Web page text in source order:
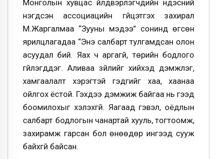
Монголын хувцас үйлдвэрлэгчдийн үндэсний
нэгдсэн ассоциацийн гүйцэтгэх захирал
М.Жаргалмаа “Зууны мэдээ” сонинд өгсөн
ярилцлагадаа “Энэ салбарт тулгамдсан олон
асуудал бий. Яах ч аргагүй, төрийн бодлого
үгүйлэгддэг. Аливаа зүйлийг хийхэд дэмжлэг,
хамгаалалт хэрэгтэй гэдгийг хаа, хаанаа
ойлгох ёстой. Гэхдээ дэмжиж байгаа нь гээд
боомилохыг хэлэхгүй. Яагаад гэвэл, оёдлын
салбарт бодлогын чанартай хууль, тогтоомж,
захирамж гарсан бол өнөөдөр ингээд сууж
байхгүй байсан.